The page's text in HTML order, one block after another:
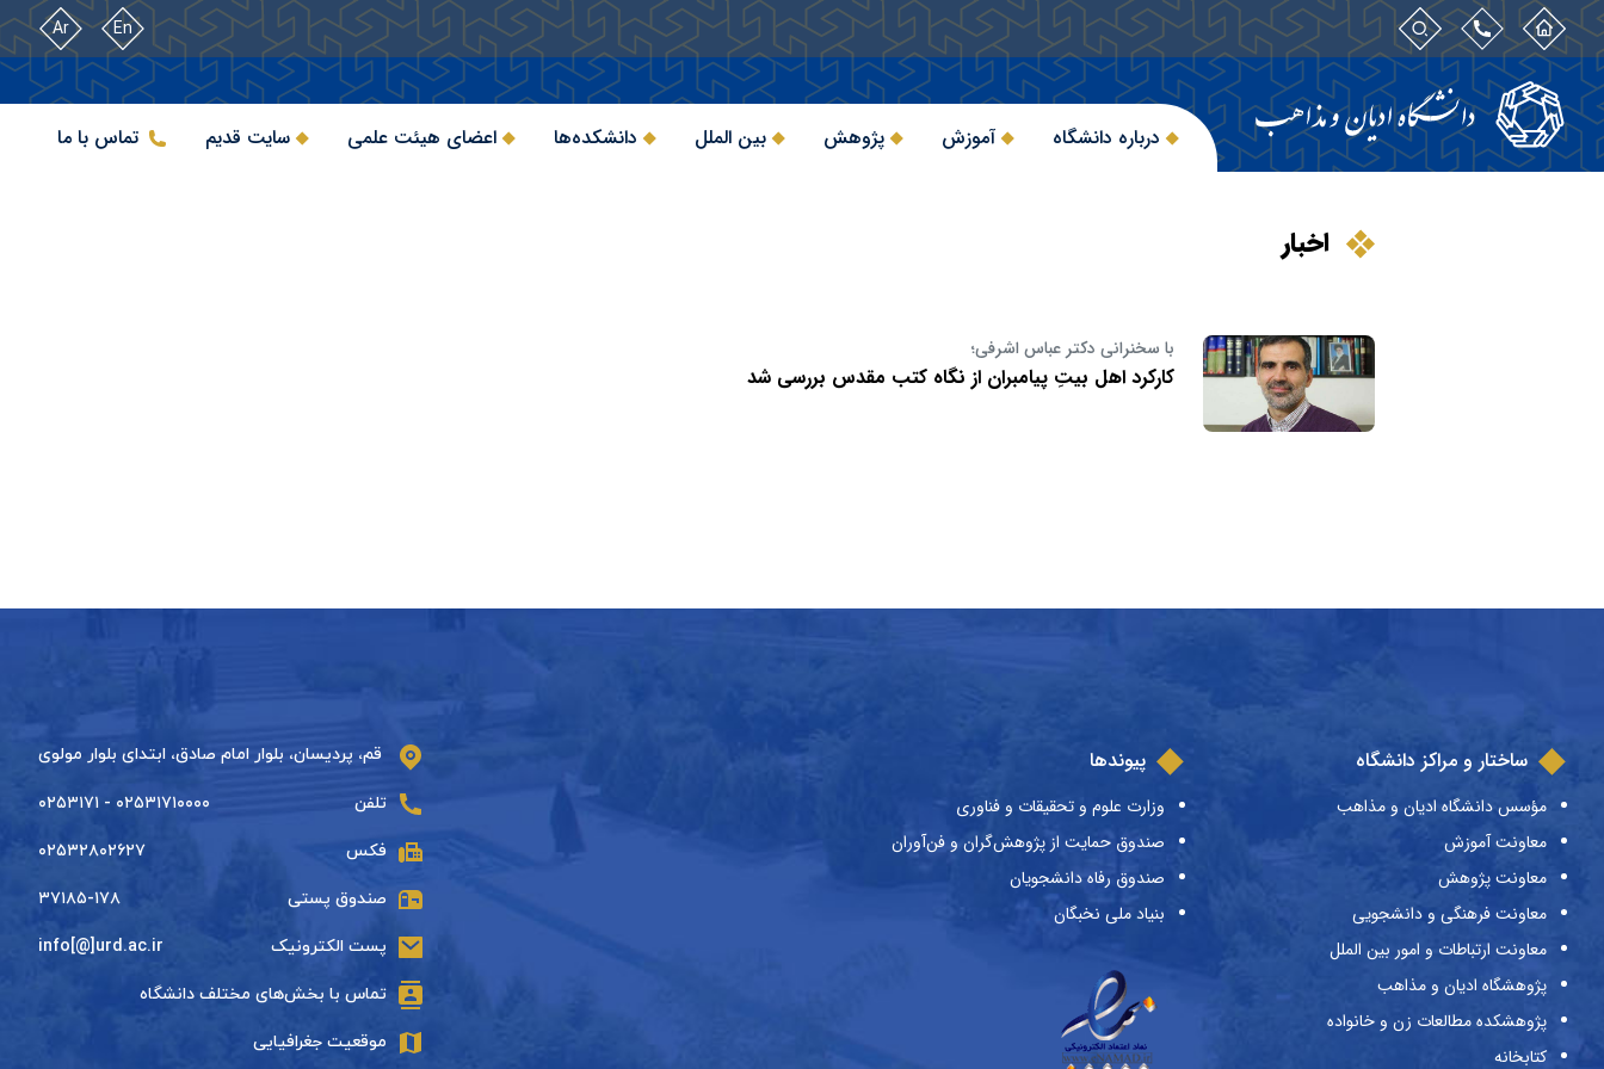
En
Ar
درباره دانشگاه آموزش پژوهش بین الملل دانشکده‌ها اعضای هیئت علمی سایت قدیم تماس با ما
اخبار
با سخنرانی دکتر عباس اشرفی؛
کارکرد اهل بیتِ پیامبران از نگاه کتب مقدس بررسی شد
ساختار و مراکز دانشگاه
مؤسس دانشگاه ادیان و مذاهب
معاونت آموزش
معاونت پژوهش
معاونت فرهنگی و دانشجویی
معاونت ارتباطات و امور بین الملل
پژوهشگاه ادیان و مذاهب
پژوهشکده مطالعات زن و خانواده
کتابخانه
پیوندها
وزارت علوم و تحقیقات و فناوری
صندوق حمایت از پژوهش‌گران و فن‌آوران
صندوق رفاه دانشجویان
بنیاد ملی نخبگان
قم، پردیسان، بلوار امام صادق، ابتدای بلوار مولوی
تلفن ۰۲۵۳۱۷۱۰۰۰۰ - ۰۲۵۳۱۷۱
فکس ۰۲۵۳۲۸۰۲۶۲۷
صندوق پستی ۳۷۱۸۵-۱۷۸
پست الکترونیک info[@]urd.ac.ir
تماس با بخش‌های مختلف دانشگاه
موقعیت جغرافیایی